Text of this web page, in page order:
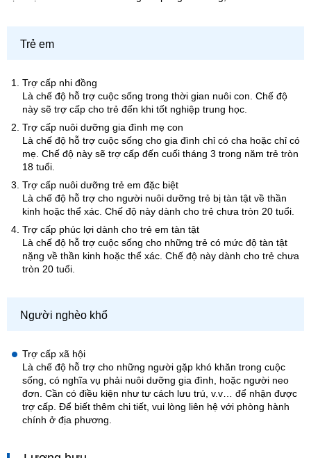
Trẻ em
Trợ cấp nhi đồng
Là chế độ hỗ trợ cuộc sống trong thời gian nuôi con. Chế độ
này sẽ trợ cấp cho trẻ đến khi tốt nghiệp trung học.
Trợ cấp nuôi dưỡng gia đình mẹ con
Là chế độ hỗ trợ cuộc sống cho gia đình chỉ có cha hoặc chỉ có
mẹ. Chế độ này sẽ trợ cấp đến cuối tháng 3 trong năm trẻ tròn
18 tuổi.
Trợ cấp nuôi dưỡng trẻ em đặc biệt
Là chế độ hỗ trợ cho người nuôi dưỡng trẻ bị tàn tật về thần
kinh hoặc thể xác. Chế độ này dành cho trẻ chưa tròn 20 tuổi.
Trợ cấp phúc lợi dành cho trẻ em tàn tật
Là chế độ hỗ trợ cuộc sống cho những trẻ có mức độ tàn tật
nặng về thần kinh hoặc thể xác. Chế độ này dành cho trẻ chưa
tròn 20 tuổi.
Người nghèo khổ
Trợ cấp xã hội
Là chế độ hỗ trợ cho những người gặp khó khăn trong cuộc
sống, có nghĩa vụ phải nuôi dưỡng gia đình, hoặc người neo
đơn. Cần có điều kiện như tư cách lưu trú, v.v… để nhận được
trợ cấp. Để biết thêm chi tiết, vui lòng liên hệ với phòng hành
chính ở địa phương.